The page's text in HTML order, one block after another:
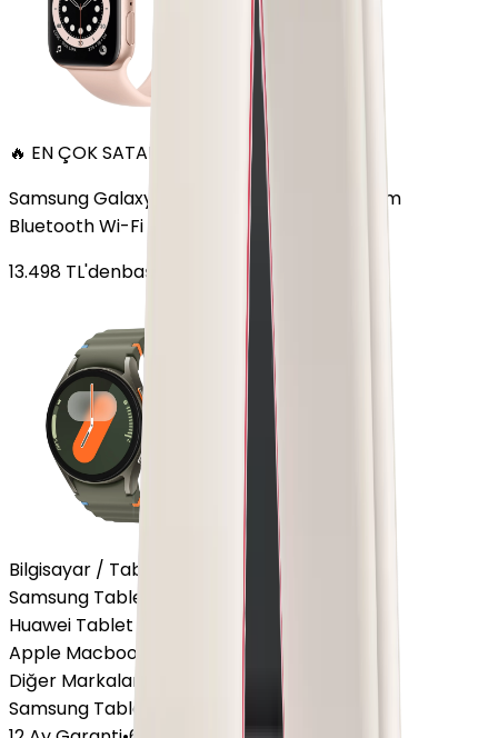
🔥 EN ÇOK SATAN
Samsung Galaxy Watch 7 Alüminyum 40 mm
Bluetooth Wi-Fi Yeşil
13.498 TL'denbaşlayan fiyatlar
Bilgisayar / Tablet
Samsung Tablet
Huawei Tablet
Apple Macbook
Diğer Markalar
Samsung Tablet